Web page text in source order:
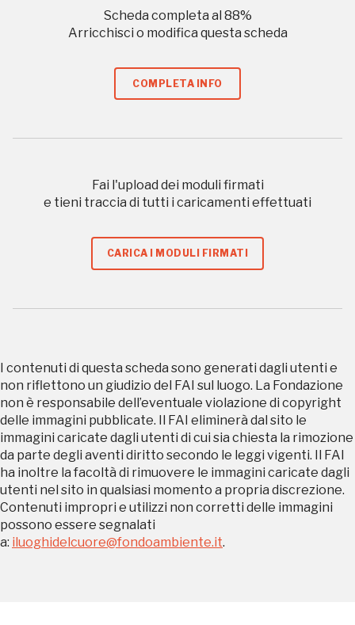
Scheda completa al 88%
Arricchisci o modifica questa scheda
COMPLETA INFO
Fai l'upload dei moduli firmati
e tieni traccia di tutti i caricamenti effettuati
CARICA I MODULI FIRMATI
I contenuti di questa scheda sono generati dagli utenti e
non riflettono un giudizio del FAI sul luogo. La Fondazione
non è responsabile dell’eventuale violazione di copyright
delle immagini pubblicate. Il FAI eliminerà dal sito le
immagini caricate dagli utenti di cui sia chiesta la rimozione
da parte degli aventi diritto secondo le leggi vigenti. Il FAI
ha inoltre la facoltà di rimuovere le immagini caricate dagli
utenti nel sito in qualsiasi momento a propria discrezione.
Contenuti impropri e utilizzi non corretti delle immagini
possono essere segnalati
a: iluoghidelcuore@fondoambiente.it.
Storico campagne in questo
I Luoghi del Cuore
2022
Accedi alle informazioni per te più interessanti,
a quelle inerenti i luoghi più vicini e gli eventi
organizzati
REGISTRATI